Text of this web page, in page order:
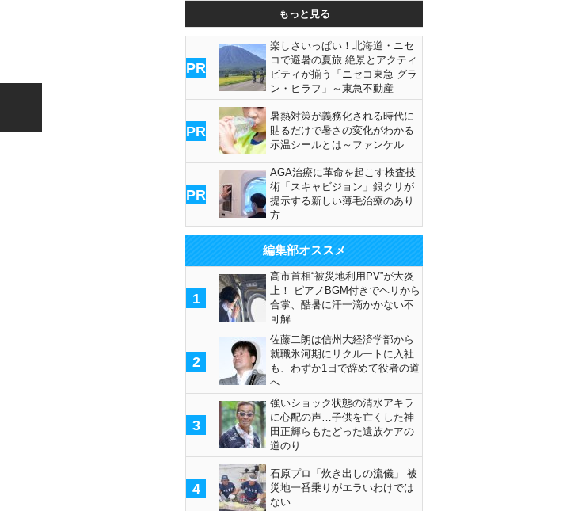
もっと見る
PR
楽しさいっぱい！北海道・ニセ
コで避暑の夏旅 絶景とアクティ
ビティが揃う「ニセコ東急 グラ
ン・ヒラフ」～東急不動産
PR
暑熱対策が義務化される時代に
貼るだけで暑さの変化がわかる
示温シールとは～ファンケル
PR
AGA治療に革命を起こす検査技
術「スキャビジョン」銀クリが
提示する新しい薄毛治療のあり
方
編集部オススメ
1
高市首相“被災地利用PV”が大炎
上！ ピアノBGM付きでヘリから
合掌、酷暑に汗一滴かかない不
可解
2
佐藤二朗は信州大経済学部から
就職氷河期にリクルートに入社
も、わずか1日で辞めて役者の道
へ
3
強いショック状態の清水アキラ
に心配の声…子供を亡くした神
田正輝らもたどった遺族ケアの
道のり
4
石原プロ「炊き出しの流儀」 被
災地一番乗りがエラいわけでは
ない